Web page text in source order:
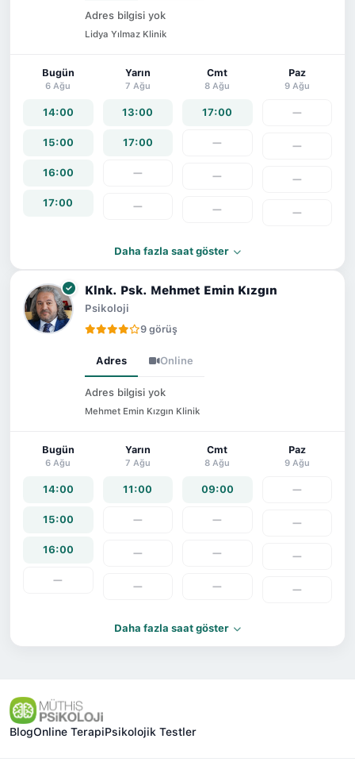
Adres bilgisi yok
Lidya Yılmaz Klinik
Bugün
6 Ağu
14:00
15:00
16:00
17:00
Yarın
7 Ağu
13:00
17:00
—
—
Cmt
8 Ağu
17:00
—
—
—
Paz
9 Ağu
—
—
—
—
Daha fazla saat göster
Klnk. Psk. Mehmet Emin Kızgın
Psikoloji
9 görüş
Adres Online
Adres bilgisi yok
Mehmet Emin Kızgın Klinik
Bugün
6 Ağu
14:00
15:00
16:00
—
Yarın
7 Ağu
11:00
—
—
—
Cmt
8 Ağu
09:00
—
—
—
Paz
9 Ağu
—
—
—
—
Daha fazla saat göster
BlogOnline TerapiPsikolojik Testler